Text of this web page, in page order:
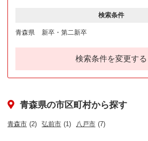
検索条件
青森県 新卒・第二新卒
検索条件を変更する
青森県の市区町村から探す
青森市 (2) 弘前市 (1) 八戸市 (7)